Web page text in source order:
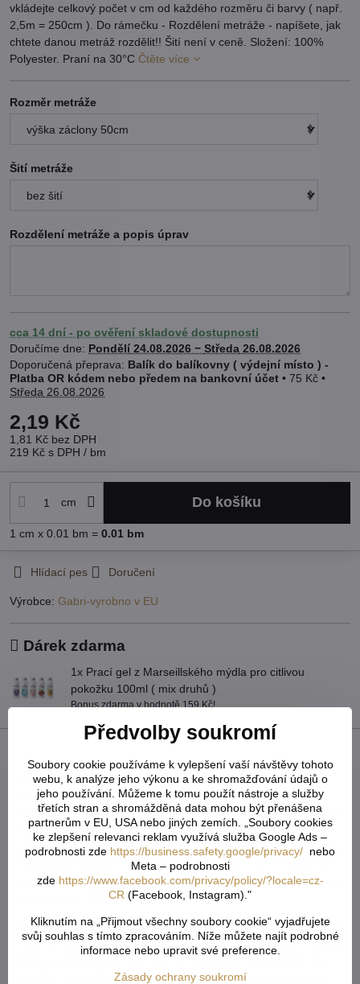
vkládejte celkový počet v cm od každého rozměru či barvy ( např.
2,5m = 250cm ). Do rámečku - Rozdělení metráže - napíšete, jak
chtete danou metráž rozdělit!! Šití není v ceně. Složení: 100%
Polyester. Praní na 30°C Čtěte více
Rozměr metráže
Šití metráže
Rozdělení metráže a popis úprav
cca 14 dní - po ověření skladové dostupnosti
Doručíme dne: Pondělí 24.08.2026 − Středa 26.08.2026
Balík do balíkovny ( výdejní místo ) -
Platba OR kódem nebo předem na bankovní účet • 75 Kč •
Středa 26.08.2026
2,19 Kč
1,81 Kč bez DPH
219 Kč s DPH / bm
cm Do košíku
1 cm x 0.01 bm = 0.01 bm
Hlídací pes Doručení
Výrobce: Gabri-vyrobno v EU
Dárek zdarma
1x Prací gel z Marseillského mýdla pro citlivou
pokožku 100ml ( mix druhů )
Bonus zdarma v hodnotě 159 Kč!
U tvarovaných záclon čí vzororvaných látek ( závěsů ) je
potřeba počítat s nějakým prostřihem, aby byly obě strany
stejné po ušití a to samé platí pro vzor. Nikdy nevíme předem,
jak přijde záclona ustřižená vzhledem k tomu, že každý
potřebuje jiný rozměr. Vždy tedy vezměte více než
potřebujete. Metráž nelze vrátit ani vyměnit. Je střižená na
míru zákazníka. Doporučejeme objednat o něco více, než aby
Vám chybělo. Záložka zabere cca 5-6cm.
Do košíku vkládejte celkový počet v cm ( např. 1,7m = 170cm
atd...) od každého rozměru či barvy. Pokud u jednoho rozměru
vložíte x různý počet cm, vše se vám sčítá dohromady. Do
rámečku - Rozdělení metráže - napíšete, jak chtete danou
Předvolby soukromí
Soubory cookie používáme k vylepšení vaší návštěvy tohoto
webu, k analýze jeho výkonu a ke shromažďování údajů o
jeho používání. Můžeme k tomu použít nástroje a služby
třetích stran a shromážděná data mohou být přenášena
partnerům v EU, USA nebo jiných zemích. „Soubory cookies
ke zlepšení relevanci reklam využívá služba Google Ads –
podrobnosti zde https://business.safety.google/privacy/ nebo
Meta – podrobnosti
zde https://www.facebook.com/privacy/policy/?locale=cz-
CR (Facebook, Instagram)."
Kliknutím na „Přijmout všechny soubory cookie“ vyjadřujete
svůj souhlas s tímto zpracováním. Níže můžete najít podrobné
informace nebo upravit své preference.
Zásady ochrany soukromí